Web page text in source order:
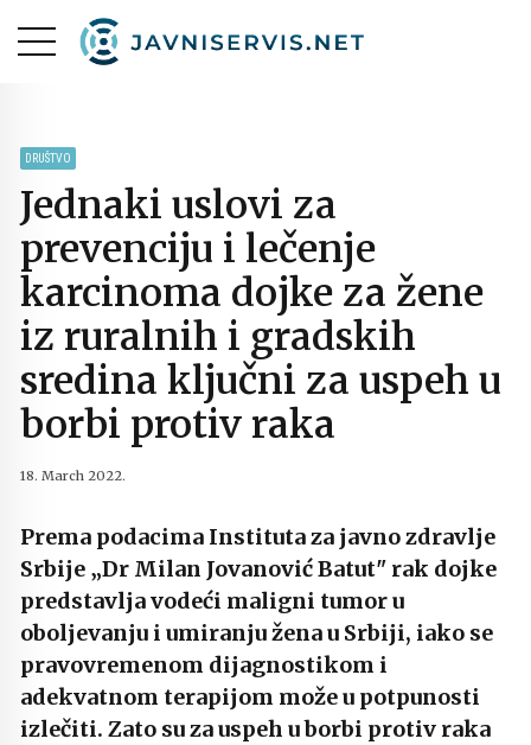
DRUŠTVO
Jednaki uslovi za
prevenciju i lečenje
karcinoma dojke za žene
iz ruralnih i gradskih
sredina ključni za uspeh u
borbi protiv raka
18. March 2022.
Prema podacima Instituta za javno zdravlje
Srbije „Dr Milan Jovanović Batut" rak dojke
predstavlja vodeći maligni tumor u
oboljevanju i umiranju žena u Srbiji, iako se
pravovremenom dijagnostikom i
adekvatnom terapijom može u potpunosti
izlečiti. Zato su za uspeh u borbi protiv raka